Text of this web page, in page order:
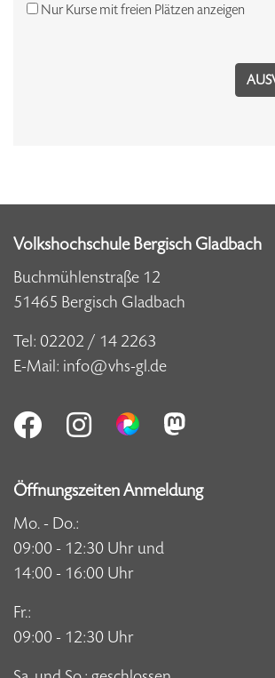
Nur Kurse mit freien Plätzen anzeigen
Volkshochschule Bergisch Gladbach
Buchmühlenstraße 12
51465 Bergisch Gladbach
Tel: 02202 / 14 2263
E-Mail: info@vhs-gl.de
Öffnungszeiten Anmeldung
Mo. - Do.:
09:00 - 12:30 Uhr und
14:00 - 16:00 Uhr
Fr.:
09:00 - 12:30 Uhr